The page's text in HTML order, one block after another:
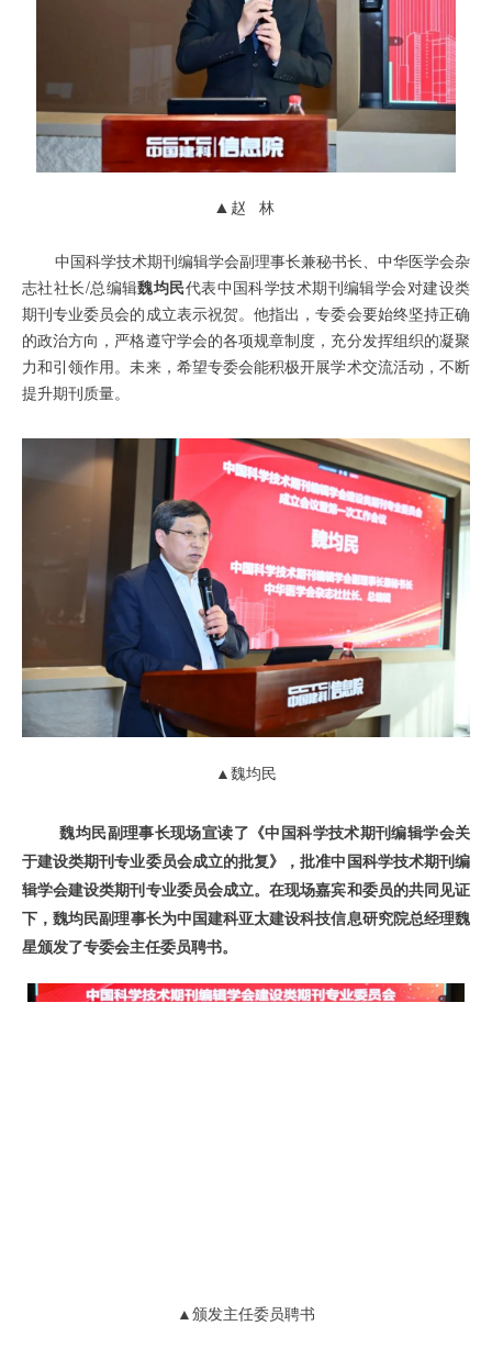
▲ 赵 林
中国科学技术期刊编辑学会副理事长兼秘书长、中华医学会杂
志社社长/总编辑魏均民代表中国科学技术期刊编辑学会对建设类
期刊专业委员会的成立表示祝贺。他指出，专委会要始终坚持正确
的政治方向，严格遵守学会的各项规章制度，充分发挥组织的凝聚
力和引领作用。未来，希望专委会能积极开展学术交流活动，不断
提升期刊质量。
▲魏均民
魏均民副理事长现场宣读了《中国科学技术期刊编辑学会关
于建设类期刊专业委员会成立的批复》，批准中国科学技术期刊编
辑学会建设类期刊专业委员会成立。在现场嘉宾和委员的共同见证
下，魏均民副理事长为中国建科亚太建设科技信息研究院总经理魏
星颁发了专委会主任委员聘书。
▲ 颁发主任委员聘书